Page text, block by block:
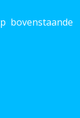
bovenstaande